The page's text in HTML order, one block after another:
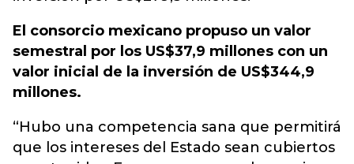
El consorcio mexicano propuso un valor
semestral por los US$37,9 millones con un
valor inicial de la inversión de US$344,9
millones.
“Hubo una competencia sana que permitirá
que los intereses del Estado sean cubiertos